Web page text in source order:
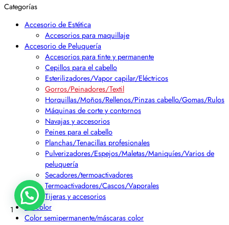
Categorías
Accesorio de Estética
Accesorios para maquillaje
Accesorio de Peluquería
Accesorios para tinte y permanente
Cepillos para el cabello
Esterilizadores/Vapor capilar/Eléctricos
Gorros/Peinadores/Textil
Horquillas/Moños/Rellenos/Pinzas cabello/Gomas/Rulos
Máquinas de corte y contornos
Navajas y accesorios
Peines para el cabello
Planchas/Tenacillas profesionales
Pulverizadores/Espejos/Maletas/Maniquíes/Varios de
peluquería
Secadores/termoactivadores
Termoactivadores/Cascos/Vaporales
Tijeras y accesorios
Beticolor
Color semipermanente/máscaras color
1